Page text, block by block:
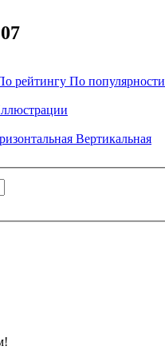
рейтингу По популярности
Вертикальная